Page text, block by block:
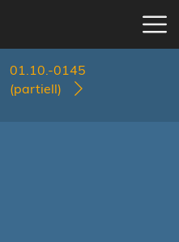
01.10.-0145
(partiell)